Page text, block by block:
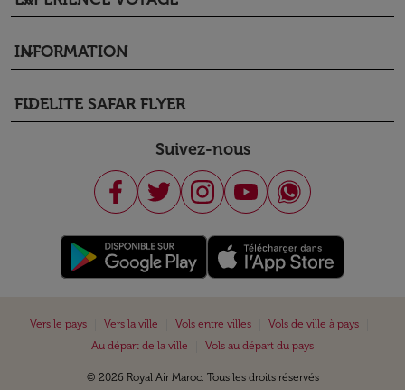
INFORMATION
keyboard_arrow_down
FIDELITE SAFAR FLYER
keyboard_arrow_down
Suivez-nous
Vers le pays Vers la ville Vols entre villes Vols de ville à pays
Au départ de la ville
Vols au départ du pays
© 2026 Royal Air Maroc. Tous les droits réservés